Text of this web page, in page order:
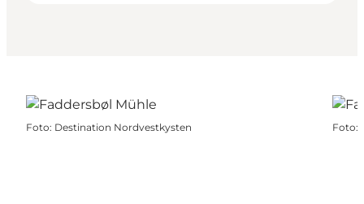
Foto: Destination Nordvestkysten Foto: